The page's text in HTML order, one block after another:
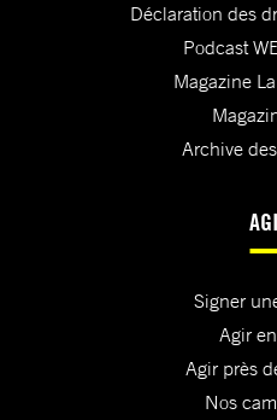
Déclaration des
Podcast
Magazine
Archive
Signer
Agir
Agir près
Nos